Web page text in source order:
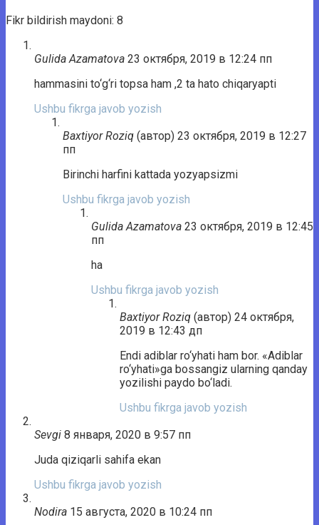
Fikr bildirish maydoni: 8
Gulida Azamatova 23 октября, 2019 в 12:24 пп
hammasini to‘g‘ri topsa ham ,2 ta hato chiqaryapti
Ushbu fikrga javob yozish
Baxtiyor Roziq (автор) 23 октября, 2019 в 12:27
пп
Birinchi harfini kattada yozyapsizmi
Ushbu fikrga javob yozish
Gulida Azamatova 23 октября, 2019 в 12:45
пп
ha
Ushbu fikrga javob yozish
Baxtiyor Roziq (автор) 24 октября,
2019 в 12:43 дп
Endi adiblar ro‘yhati ham bor. «Adiblar
ro‘yhati»ga bossangiz ularning qanday
yozilishi paydo bo‘ladi.
Ushbu fikrga javob yozish
Sevgi 8 января, 2020 в 9:57 пп
Juda qiziqarli sahifa ekan
Ushbu fikrga javob yozish
Nodira 15 августа, 2020 в 10:24 пп